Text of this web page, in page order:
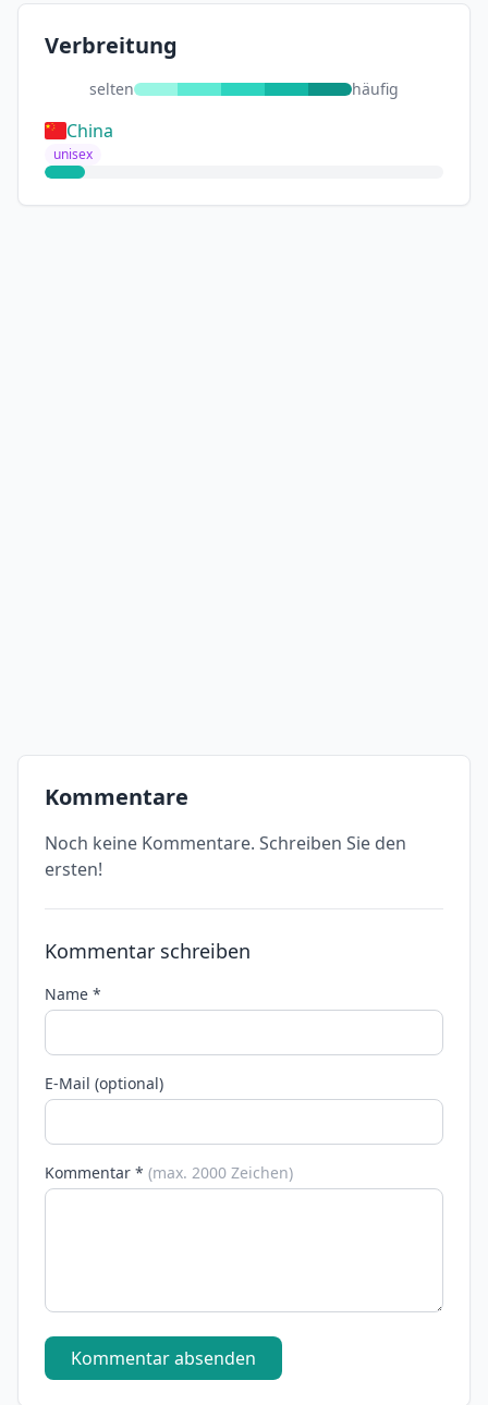
Verbreitung
selten häufig
China
unisex
Kommentare
Noch keine Kommentare. Schreiben Sie den
ersten!
Kommentar schreiben
Name *
E-Mail (optional)
Kommentar * (max. 2000 Zeichen)
Kommentar absenden